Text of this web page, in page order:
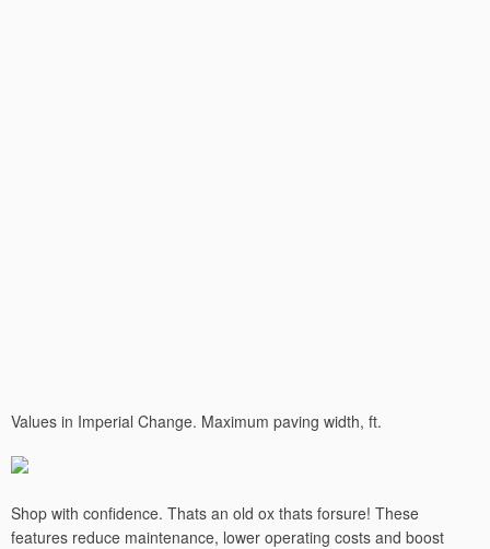
Values in Imperial Change. Maximum paving width, ft.
Shop with confidence. Thats an old ox thats forsure! These
features reduce maintenance, lower operating costs and boost